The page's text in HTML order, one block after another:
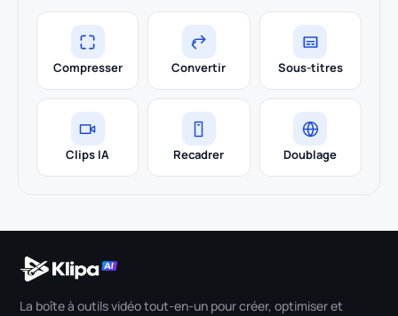
Compresser Convertir Sous-titres
Clips IA Recadrer Doublage
La boîte à outils vidéo tout-en-un pour créer, optimiser et